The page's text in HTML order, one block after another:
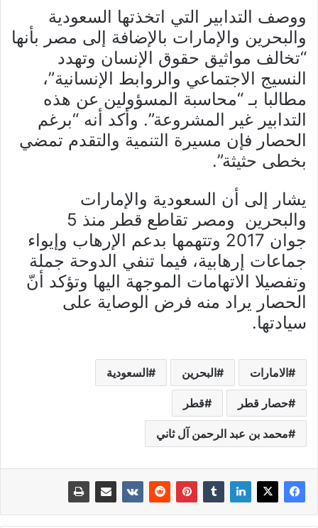
ووصف التدابير التي اتخذتها السعودية
والبحرين والإمارات بالإضافة إلى مصر بأنها
“تخالف مواثيق حقوق الإنسان وتهدد
النسيج الاجتماعي والروابط الإنسانية”،
مطالبا بـ “محاسبة المسؤولين عن هذه
التدابير غير المشروعة”. وأكد أنه “برغم
الحصار فإن مسيرة التنمية والتقدم تمضي
بخطى حثيثة”.
يشار إلى أن السعودية والإمارات
والبحرين ومصر تقاطع قطر منذ 5
جوان 2017 وتتهمها بدعم الإرهاب وإيواء
جماعات إرهابية، فيما تنفي الدوحة جملة
وتفصيلا الاتهامات الموجهة اليها وتؤكد أنّ
الحصار يراد منه فرض الوصاية على
سيادتها.
الامارات البحرين السعودية
حصار قطر قطر
محمد بن عبد الرحمن آل ثاني